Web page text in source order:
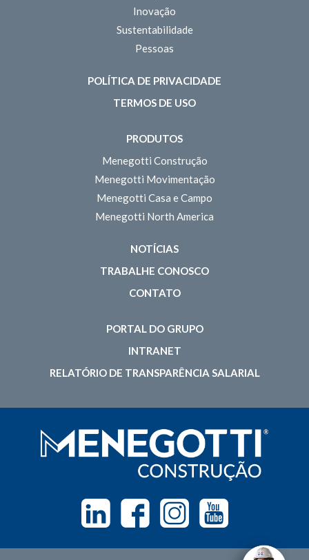
Inovação
Sustentabilidade
Pessoas
POLÍTICA DE PRIVACIDADE
TERMOS DE USO
PRODUTOS
Menegotti Construção
Menegotti Movimentação
Menegotti Casa e Campo
Menegotti North America
NOTÍCIAS
TRABALHE CONOSCO
CONTATO
PORTAL DO GRUPO
INTRANET
RELATÓRIO DE TRANSPARÊNCIA SALARIAL
Linkedin FacebookInstagramYoutube